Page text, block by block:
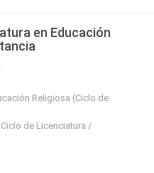
en Educación
Religiosa (Ciclo de
de Licenciatura /